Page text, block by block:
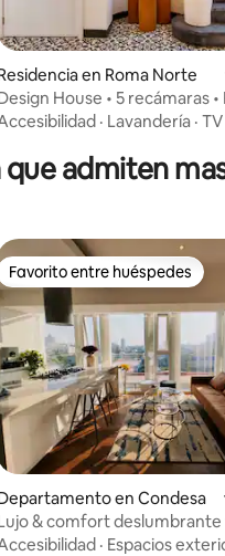
4.89 de 5; 113
en Roma Norte
House • 5 recámaras •
24/7
· Lavandería · TV
admiten
Favorito entre huéspedes
Favorito entre huéspedes
en Condesa
& comfort deslumbrante
360º
· Espacios